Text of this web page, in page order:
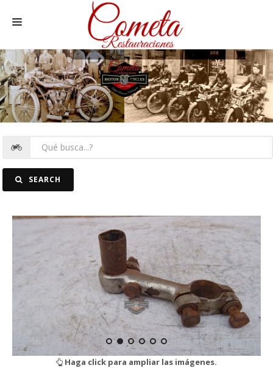
HOME
MOTOS NACIONALES Y OTRAS
REC. MOTOS
FOTOSSEARCH
Haga click para ampliar las imágenes.